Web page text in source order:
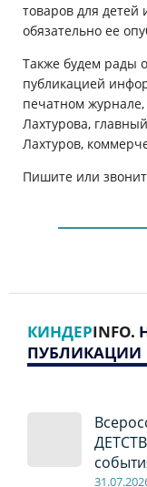
товаров для
обязательно ее
Также будем рады
публикацией
печатном
Лахтурова,
Лахтуров,
Пишите или
КИНДЕРINFO.
ПУБЛИКАЦИИ